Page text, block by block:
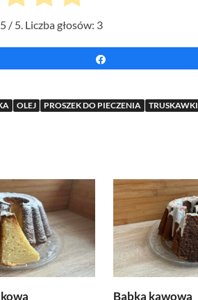
5/ 5. Liczba głosów: 3
OLEJ PROSZEK DO PIECZENIA TRUSKAWKI
Babka kawowa